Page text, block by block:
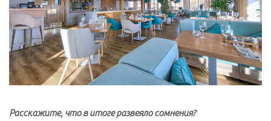
Расскажите, что в итоге развеяло сомнения?